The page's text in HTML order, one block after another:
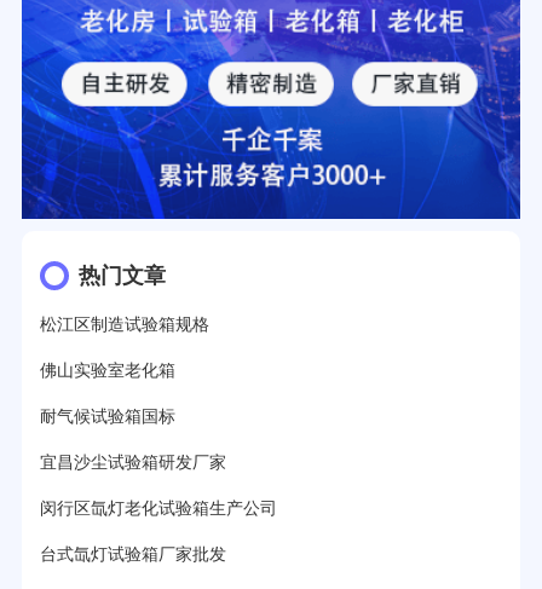
热门文章
松江区制造试验箱规格
佛山实验室老化箱
耐气候试验箱国标
宜昌沙尘试验箱研发厂家
闵行区氙灯老化试验箱生产公司
台式氙灯试验箱厂家批发